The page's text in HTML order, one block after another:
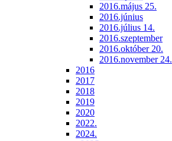
2016.május 25.
2016.június
2016.július 14.
2016.szeptember
2016.október 20.
2016.november 24.
2016
2017
2018
2019
2020
2022.
2024.